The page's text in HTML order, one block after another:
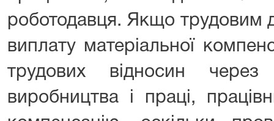
роботодавця. Якщо трудовим
виплату матеріальної
трудових відносин через
виробництва і праці,